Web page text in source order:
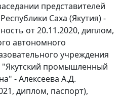
представителей
Саха (Якутия) -
от 20.11.2020, диплом,
автономного
учреждения
"Якутский промышленный
- Алексеева А.Д.
диплом, паспорт),